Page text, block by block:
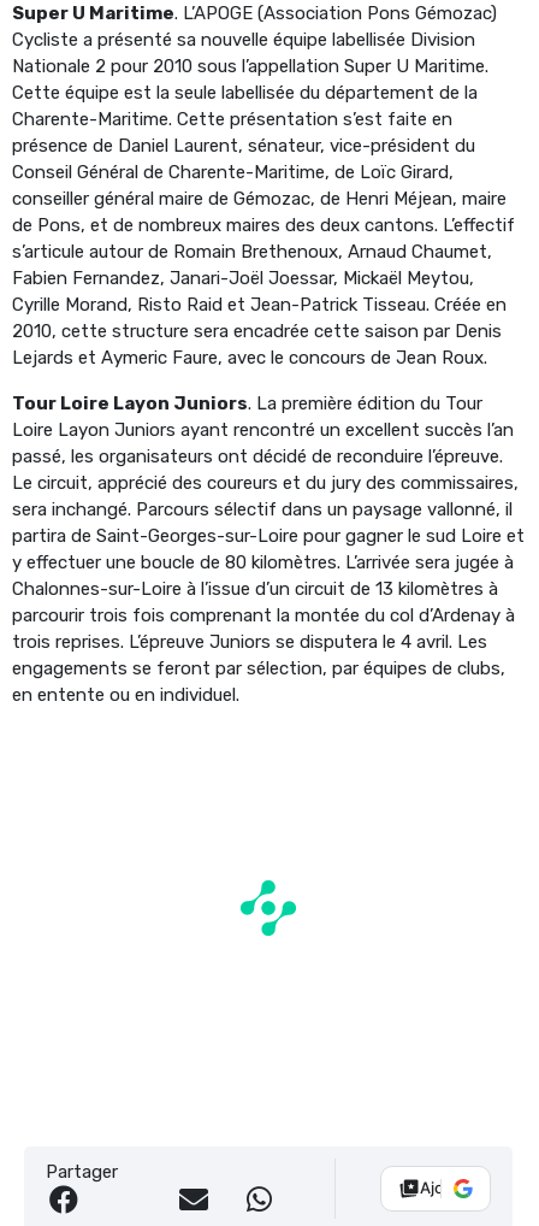
Super U Maritime. L’APOGE (Association Pons Gémozac)
Cycliste a présenté sa nouvelle équipe labellisée Division
Nationale 2 pour 2010 sous l’appellation Super U Maritime.
Cette équipe est la seule labellisée du département de la
Charente-Maritime. Cette présentation s’est faite en
présence de Daniel Laurent, sénateur, vice-président du
Conseil Général de Charente-Maritime, de Loïc Girard,
conseiller général maire de Gémozac, de Henri Méjean, maire
de Pons, et de nombreux maires des deux cantons. L’effectif
s’articule autour de Romain Brethenoux, Arnaud Chaumet,
Fabien Fernandez, Janari-Joël Joessar, Mickaël Meytou,
Cyrille Morand, Risto Raid et Jean-Patrick Tisseau. Créée en
2010, cette structure sera encadrée cette saison par Denis
Lejards et Aymeric Faure, avec le concours de Jean Roux.
Tour Loire Layon Juniors. La première édition du Tour
Loire Layon Juniors ayant rencontré un excellent succès l’an
passé, les organisateurs ont décidé de reconduire l’épreuve.
Le circuit, apprécié des coureurs et du jury des commissaires,
sera inchangé. Parcours sélectif dans un paysage vallonné, il
partira de Saint-Georges-sur-Loire pour gagner le sud Loire et
y effectuer une boucle de 80 kilomètres. L’arrivée sera jugée à
Chalonnes-sur-Loire à l’issue d’un circuit de 13 kilomètres à
parcourir trois fois comprenant la montée du col d’Ardenay à
trois reprises. L’épreuve Juniors se disputera le 4 avril. Les
engagements se feront par sélection, par équipes de clubs,
en entente ou en individuel.
Partager
Ajouter Vélo